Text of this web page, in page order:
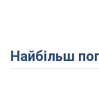
Найбільш